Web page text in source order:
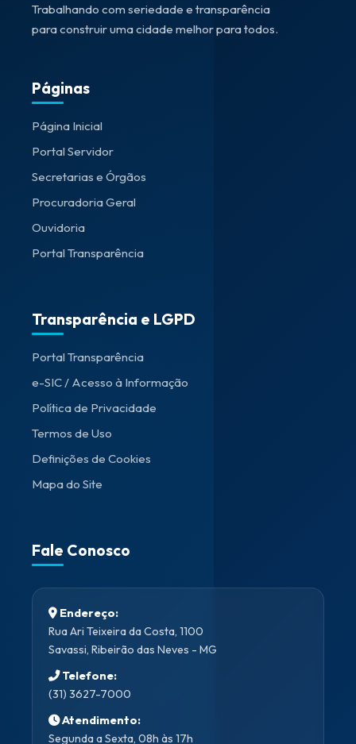
Trabalhando com seriedade e transparência
para construir uma cidade melhor para todos.
Páginas
Página Inicial
Portal Servidor
Secretarias e Órgãos
Procuradoria Geral
Ouvidoria
Portal Transparência
Transparência e LGPD
Portal Transparência
e-SIC / Acesso à Informação
Política de Privacidade
Termos de Uso
Definições de Cookies
Mapa do Site
Fale Conosco
Endereço:
Rua Ari Teixeira da Costa, 1100
Savassi, Ribeirão das Neves - MG
Telefone:
(31) 3627-7000
Atendimento:
Segunda a Sexta, 08h às 17h